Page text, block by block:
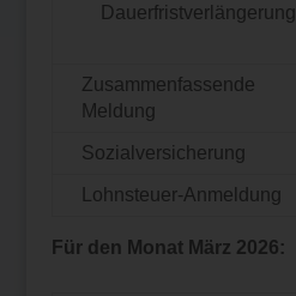
Dauerfristverlängerung
Zusammenfassende
Meldung
Sozialversicherung
Lohnsteuer-Anmeldung
Für den Monat März 2026: